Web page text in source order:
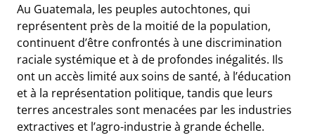
Au Guatemala, les peuples autochtones, qui
représentent près de la moitié de la population,
continuent d’être confrontés à une discrimination
raciale systémique et à de profondes inégalités. Ils
ont un accès limité aux soins de santé, à l’éducation
et à la représentation politique, tandis que leurs
terres ancestrales sont menacées par les industries
extractives et l’agro-industrie à grande échelle.